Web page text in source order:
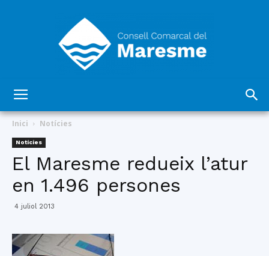
Comarcal
Inici Notícies
Notícies
El Maresme redueix l’atur
en 1.496 persones
4 juliol 2013